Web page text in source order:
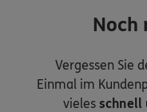
Noch
Vergessen Sie
Einmal im
vieles schnell